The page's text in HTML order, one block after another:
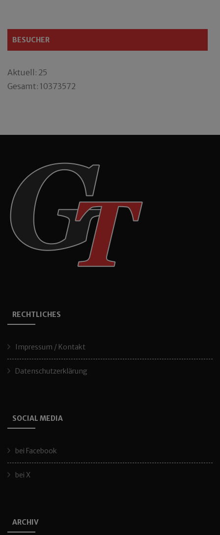
BESUCHER
Aktuell: 25
Gesamt: 10373572
RECHTLICHES
Impressum / Kontakt
Datenschutzerklärung
SOCIAL MEDIA
bei Facebook
bei X
ARCHIV